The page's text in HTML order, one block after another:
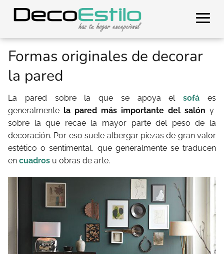
Formas originales de decorar
la pared
La pared sobre la que se apoya elsofá es
generalmente la pared más importante del salón y
sobre la que recae la mayor parte del peso de la
decoración. Por eso suele albergar piezas de gran valor
estético o sentimental, que generalmente se traducen
en cuadros u obras de arte.